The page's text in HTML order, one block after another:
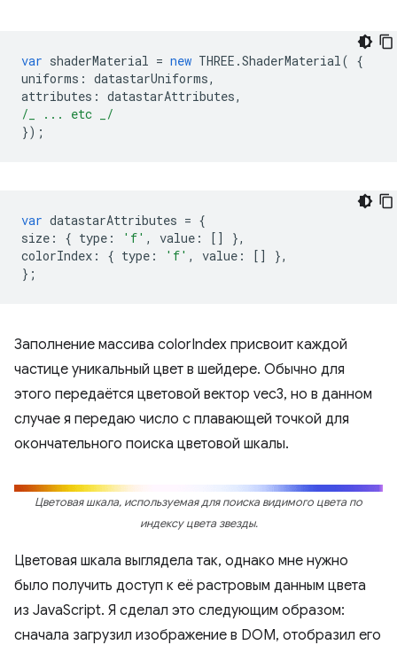
var shaderMaterial = new THREE .ShaderMaterial ( {
uniforms : datastarUniforms,
attributes : datastarAttributes,
/_ ... etc _/
});
var datastarAttributes = {
size : { type : 'f' , value : []
},
colorIndex : { type : 'f' , value : []
},
};
Заполнение массива colorIndex присвоит каждой
частице уникальный цвет в шейдере. Обычно для
этого передаётся цветовой вектор vec3, но в данном
случае я передаю число с плавающей точкой для
окончательного поиска цветовой шкалы.
Цветовая шкала, используемая для поиска видимого цвета по
индексу цвета звезды.
Цветовая шкала выглядела так, однако мне нужно
было получить доступ к её растровым данным цвета
из JavaScript. Я сделал это следующим образом:
сначала загрузил изображение в DOM, отобразил его